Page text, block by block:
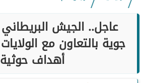
عاجل.. الجيش
جوية بالتعاون مع
أهداف حوثية